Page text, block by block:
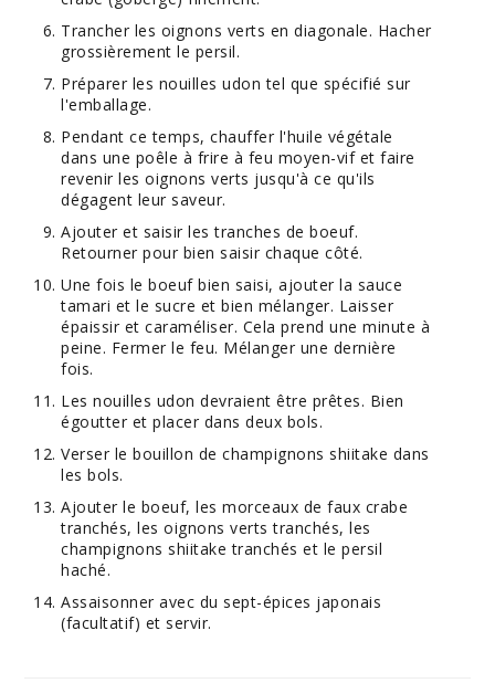
Trancher les oignons verts en diagonale. Hacher
grossièrement le persil.
Préparer les nouilles udon tel que spécifié sur
l'emballage.
Pendant ce temps, chauffer l'huile végétale
dans une poêle à frire à feu moyen-vif et faire
revenir les oignons verts jusqu'à ce qu'ils
dégagent leur saveur.
Ajouter et saisir les tranches de boeuf.
Retourner pour bien saisir chaque côté.
Une fois le boeuf bien saisi, ajouter la sauce
tamari et le sucre et bien mélanger. Laisser
épaissir et caraméliser. Cela prend une minute à
peine. Fermer le feu. Mélanger une dernière
fois.
Les nouilles udon devraient être prêtes. Bien
égoutter et placer dans deux bols.
Verser le bouillon de champignons shiitake dans
les bols.
Ajouter le boeuf, les morceaux de faux crabe
tranchés, les oignons verts tranchés, les
champignons shiitake tranchés et le persil
haché.
Assaisonner avec du sept-épices japonais
(facultatif) et servir.